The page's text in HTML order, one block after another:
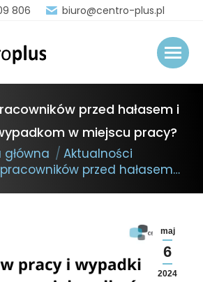
806 biuro@centro-plus.pl
przed hałasem i
w miejscu pracy?
główna
Aktualności
przed hałasem…
maj
6
2024